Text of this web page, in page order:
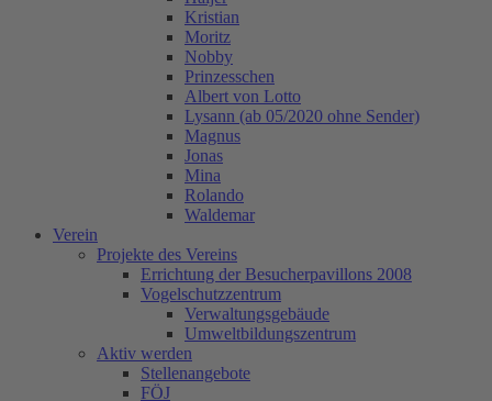
Kristian
Moritz
Nobby
Prinzesschen
Albert von Lotto
Lysann (ab 05/2020 ohne Sender)
Magnus
Jonas
Mina
Rolando
Waldemar
Verein
Projekte des Vereins
Errichtung der Besucherpavillons 2008
Vogelschutzzentrum
Verwaltungsgebäude
Umweltbildungszentrum
Aktiv werden
Stellenangebote
FÖJ